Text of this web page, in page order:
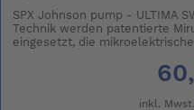
SPX Johnson pump - ULTIMA
Technik werden patentierte
eingesetzt, die
inkl.